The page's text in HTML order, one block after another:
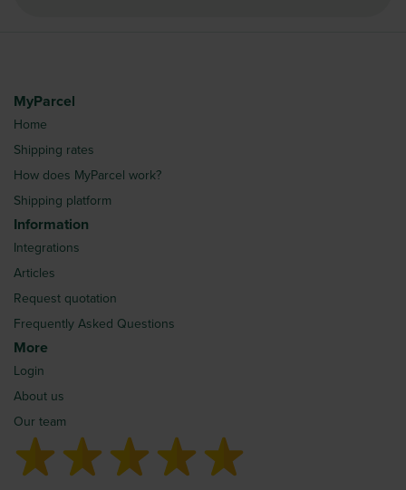
MyParcel
Home
Shipping rates
How does MyParcel work?
Shipping platform
Information
Integrations
Articles
Request quotation
Frequently Asked Questions
More
Login
About us
Our team